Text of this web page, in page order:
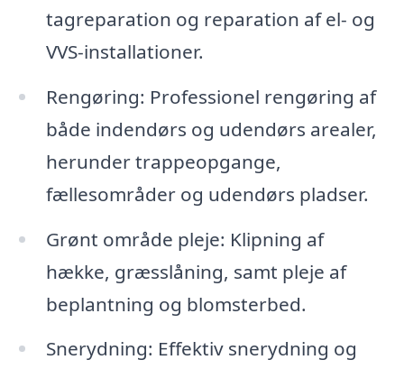
tagreparation og reparation af el- og
VVS-installationer.
Rengøring: Professionel rengøring af
både indendørs og udendørs arealer,
herunder trappeopgange,
fællesområder og udendørs pladser.
Grønt område pleje: Klipning af
hække, græsslåning, samt pleje af
beplantning og blomsterbed.
Snerydning: Effektiv snerydning og